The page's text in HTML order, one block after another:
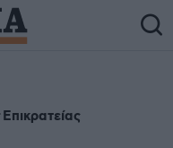
Επικρατείας